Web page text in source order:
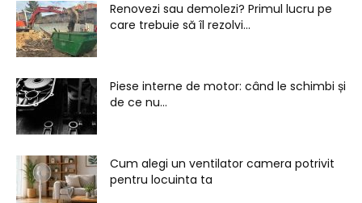
Renovezi sau demolezi? Primul lucru pe
care trebuie să îl rezolvi...
Piese interne de motor: când le schimbi și
de ce nu...
Cum alegi un ventilator camera potrivit
pentru locuinta ta